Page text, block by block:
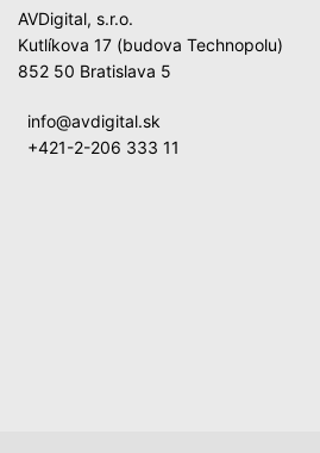
AVDigital, s.r.o.
Kutlíkova 17 (budova Technopolu)
852 50 Bratislava 5
info@avdigital.sk
+421-2-206 333 11